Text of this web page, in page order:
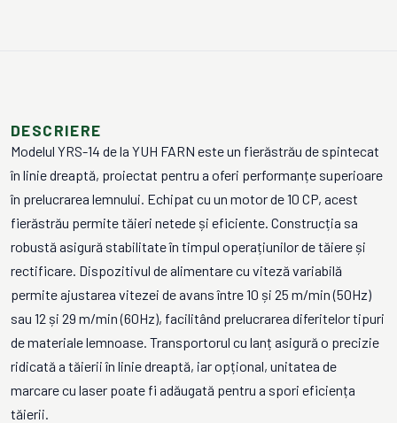
DESCRIERE
Modelul YRS-14 de la YUH FARN este un fierăstrău de spintecat
în linie dreaptă, proiectat pentru a oferi performanțe superioare
în prelucrarea lemnului. Echipat cu un motor de 10 CP, acest
fierăstrău permite tăieri netede și eficiente. Construcția sa
robustă asigură stabilitate în timpul operațiunilor de tăiere și
rectificare. Dispozitivul de alimentare cu viteză variabilă
permite ajustarea vitezei de avans între 10 și 25 m/min (50Hz)
sau 12 și 29 m/min (60Hz), facilitând prelucrarea diferitelor tipuri
de materiale lemnoase. Transportorul cu lanț asigură o precizie
ridicată a tăierii în linie dreaptă, iar opțional, unitatea de
marcare cu laser poate fi adăugată pentru a spori eficiența
tăierii.